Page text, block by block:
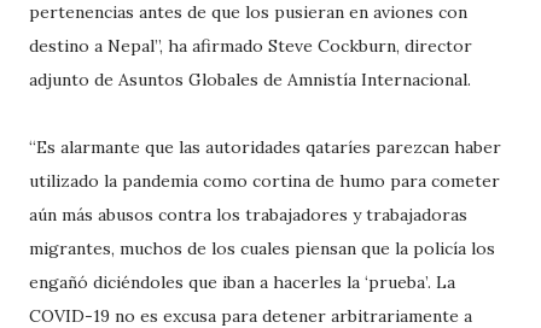
pertenencias antes de que los pusieran en aviones con
destino a Nepal”, ha afirmado Steve Cockburn, director
adjunto de Asuntos Globales de Amnistía Internacional.
“Es alarmante que las autoridades qataríes parezcan haber
utilizado la pandemia como cortina de humo para cometer
aún más abusos contra los trabajadores y trabajadoras
migrantes, muchos de los cuales piensan que la policía los
engañó diciéndoles que iban a hacerles la ‘prueba’. La
COVID-19 no es excusa para detener arbitrariamente a